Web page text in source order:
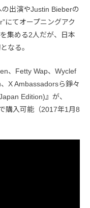
出演やJustin Bieberの
にてオープニングアク
集める2人だが、日本
なる。
、Fetty Wap、Wyclef
X Ambassadorsら錚々
Edition)』が、
購入可能（2017年1月8